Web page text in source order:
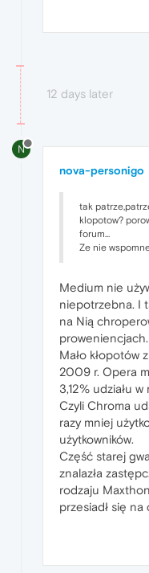
12 days later
N
nova-personigo
tak
klopotow?
forum...
Ze nie
Medium nie
niepotrzebna. I
na Nią
proweniencjach.
Mało kłopotów
2009 r. Opera
3,12% udziału
Czyli Chroma
razy mniej
użytkowników.
Część starej
znalazła
rodzaju
przesiadł się